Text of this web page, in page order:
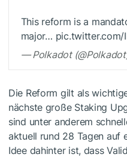
This reform is a
major… pic.twitter.com/
— Polkadot
Die Reform gilt als
nächste große Staking
sind unter anderem
aktuell rund 28 Tagen auf
Idee dahinter ist, dass